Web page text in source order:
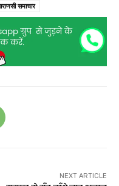
समाचार
NEXT ARTICLE